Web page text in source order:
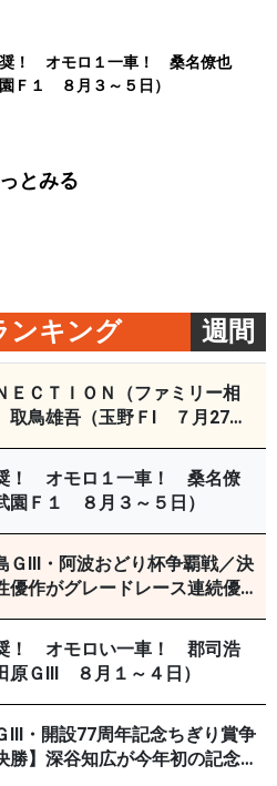
！ オモロ１一車！ 桑名僚也
園Ｆ１ ８月３～５日）
とみる
ンキング 週間
ＥＣＴＩＯＮ（ファミリー相
鳥雄吾（玉野ＦⅠ ７月27～
！ オモロ１一車！ 桑名僚
園Ｆ１ ８月３～５日）
ＧⅢ・阿波おどり杯争覇戦／決
優作がグレードレース連続優
！ オモロい一車！ 郡司浩
原ＧⅢ ８月１～４日）
Ⅲ・開設77周年記念ちぎり賞争
勝】深谷知広が今年初の記念